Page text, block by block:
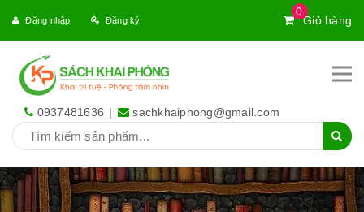
0
Giỏ hàng
Đăng nhập Đăng ký
0937481636 | sachkhaiphong@gmail.com